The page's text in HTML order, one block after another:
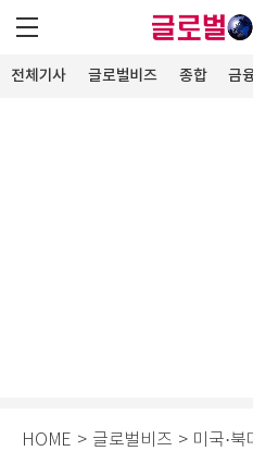
전체기사 글로벌비즈 종합 금
HOME > 글로벌비즈 > 미국·북미